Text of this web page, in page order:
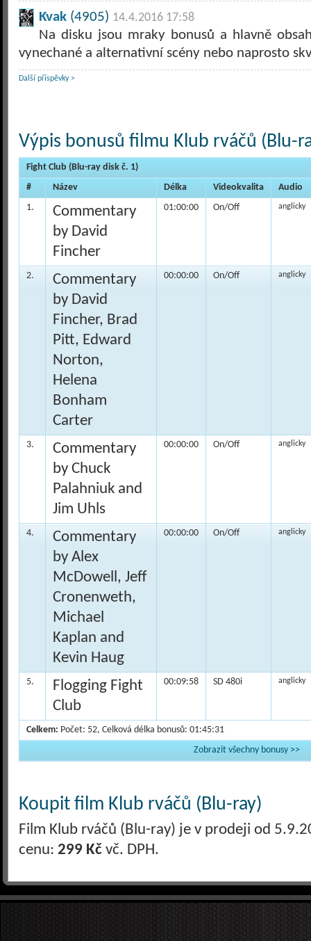
Kvak (4905) 14.4.2016 17:58
Na disku jsou mraky bonusů a hlavně
vynechané a alternativní scény nebo naprosto
Další příspěvky >
Výpis bonusů filmu Klub rváčů (Blu-
Fight Club (Blu-ray disk č. 1)
#
Název Délka Videokvalita
Audio
1.
Commentary
by David
Fincher
01:00:00 On/Off anglicky
2.
Commentary
by David
Fincher, Brad
Pitt, Edward
Norton,
Helena
Bonham
Carter
00:00:00 On/Off anglicky
3.
Commentary
by Chuck
Palahniuk and
Jim Uhls
00:00:00 On/Off anglicky
4.
Commentary
by Alex
McDowell, Jeff
Cronenweth,
Michael
Kaplan and
Kevin Haug
00:00:00 On/Off anglicky
5.
Flogging Fight
Club
00:09:58 SD 480i anglicky
Celkem: Počet: 52, Celková délka bonusů: 01:45:31
Zobrazit všechny bonusy >>
Koupit film Klub rváčů (Blu-ray)
Film Klub rváčů (Blu-ray) je v prodeji od
cenu: 299 Kč vč. DPH.